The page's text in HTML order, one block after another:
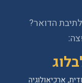
הדואר?
ארכיאולוגיה